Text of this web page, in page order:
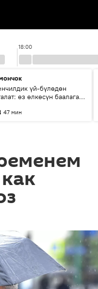
18:00
үй-бүлөдөн
өз өлкөсүн баалаган
47 мин